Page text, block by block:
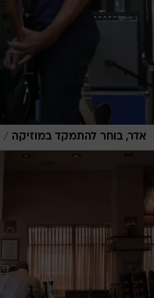
אדר, בוחר להתמקד במוזיקה /